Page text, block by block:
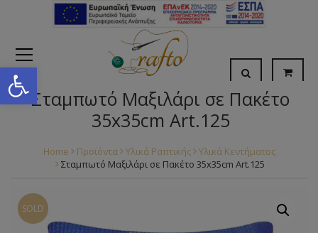
Open toolbar
Σταμπωτό Μαξιλάρι σε Πακέτο
35x35cm Art.125
Home Προϊόντα Υλικά Ραπτικής
Υλικά Κεντήματος
Σταμπωτό Μαξιλάρι σε Πακέτο 35x35cm Art.125
SOLD